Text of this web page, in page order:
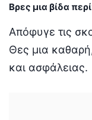
Βρες μια βίδα
Απόφυγε τις
Θες μια καθαρή,
και ασφάλειας.